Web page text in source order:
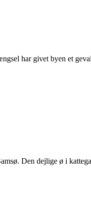
har givet byen et
Den dejlige ø i